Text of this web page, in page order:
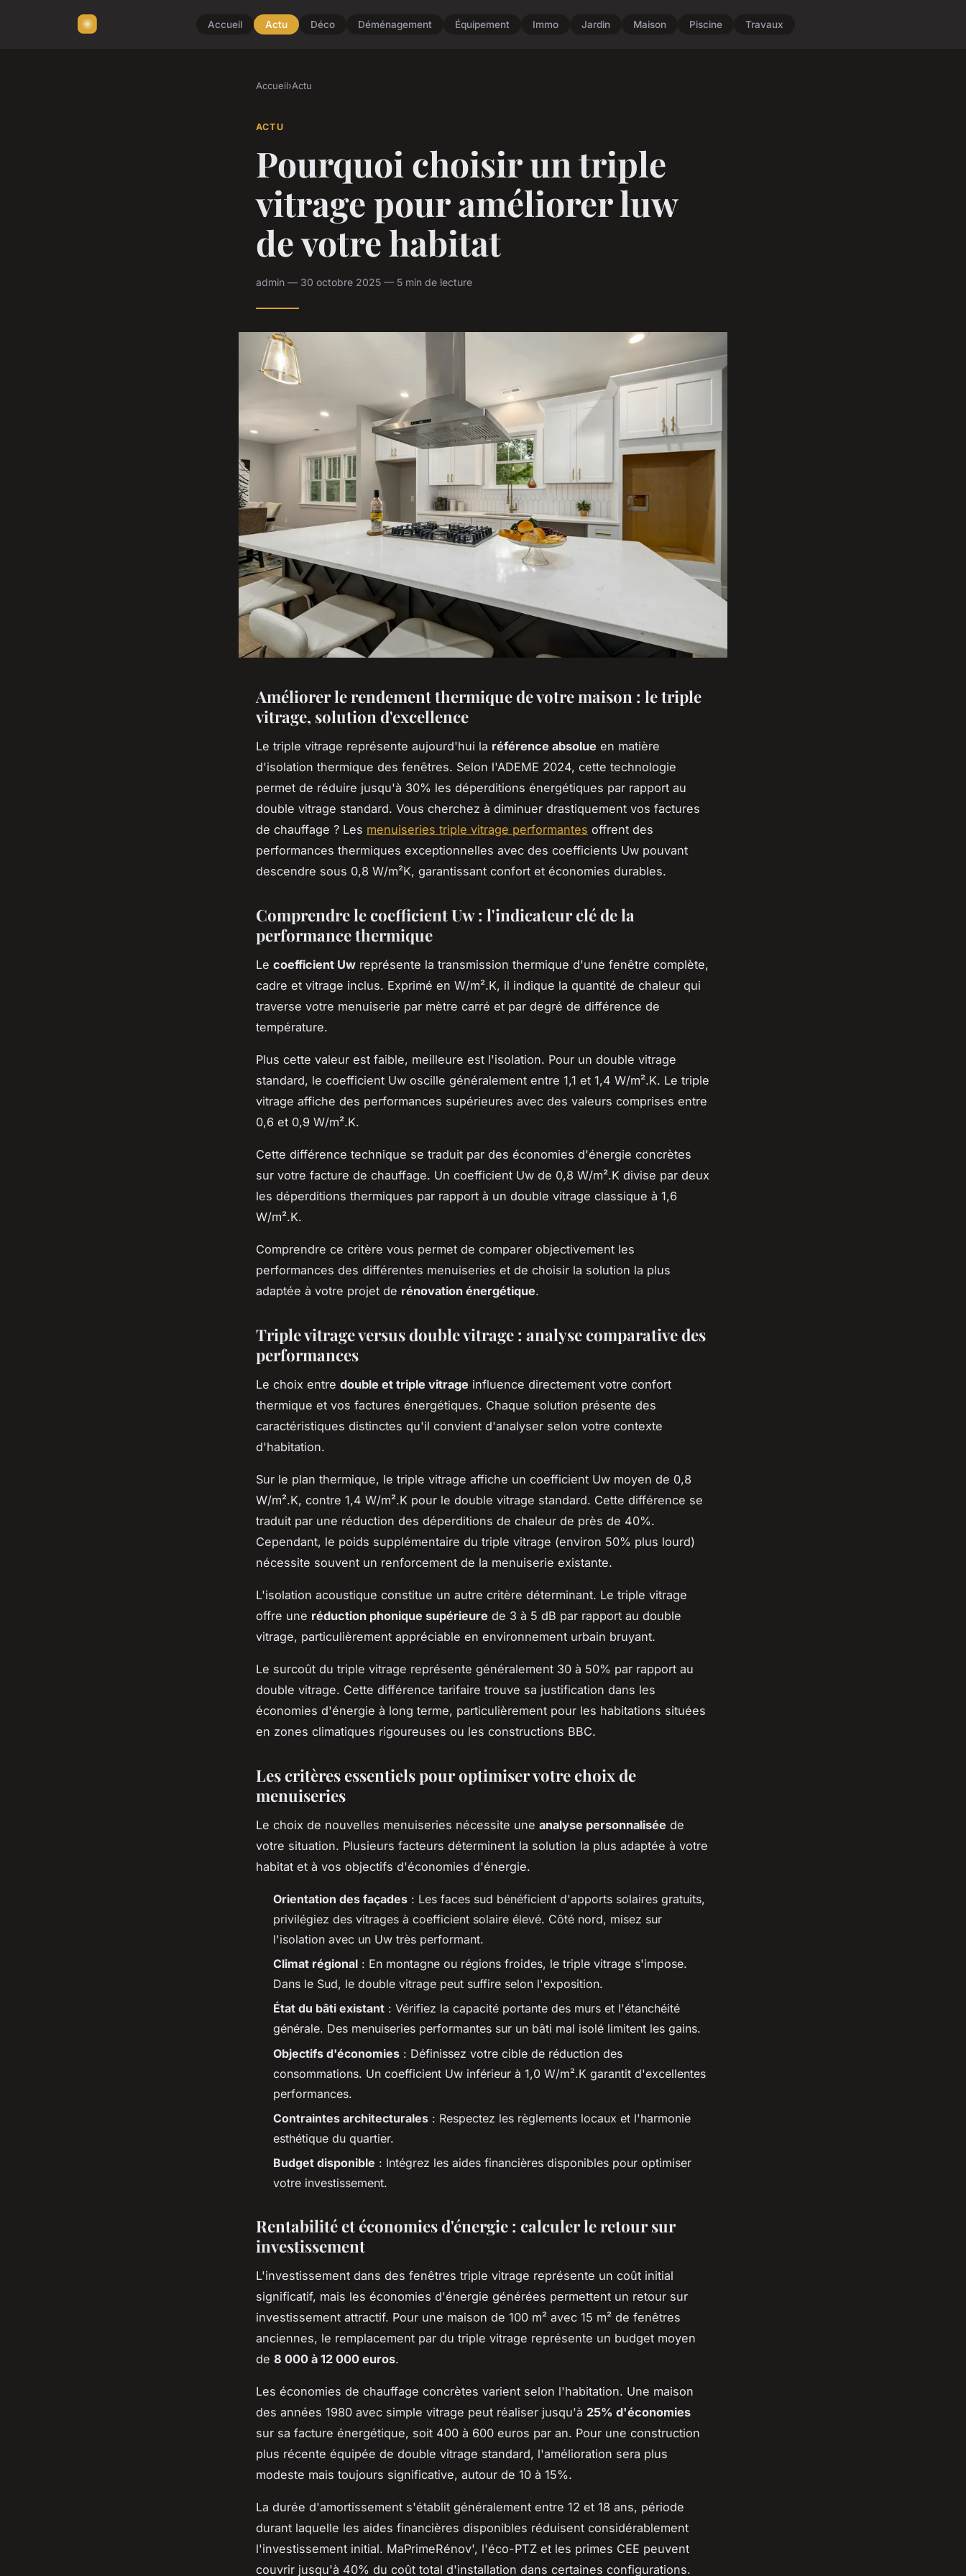
Accueil Actu Déco Déménagement Équipement Immo Jardin Maison Piscine Travaux
Accueil›Actu
ACTU
Pourquoi choisir un triple
vitrage pour améliorer luw
de votre habitat
admin — 30 octobre 2025 — 5 min de lecture
Améliorer le rendement thermique de votre maison : le triple
vitrage, solution d'excellence
Le triple vitrage représente aujourd'hui la référence absolue en matière
d'isolation thermique des fenêtres. Selon l'ADEME 2024, cette technologie
permet de réduire jusqu'à 30% les déperditions énergétiques par rapport au
double vitrage standard. Vous cherchez à diminuer drastiquement vos factures
de chauffage ? Les menuiseries triple vitrage performantes offrent des
performances thermiques exceptionnelles avec des coefficients Uw pouvant
descendre sous 0,8 W/m²K, garantissant confort et économies durables.
Comprendre le coefficient Uw : l'indicateur clé de la
performance thermique
Le coefficient Uw représente la transmission thermique d'une fenêtre complète,
cadre et vitrage inclus. Exprimé en W/m².K, il indique la quantité de chaleur qui
traverse votre menuiserie par mètre carré et par degré de différence de
température.
Plus cette valeur est faible, meilleure est l'isolation. Pour un double vitrage
standard, le coefficient Uw oscille généralement entre 1,1 et 1,4 W/m².K. Le triple
vitrage affiche des performances supérieures avec des valeurs comprises entre
0,6 et 0,9 W/m².K.
Cette différence technique se traduit par des économies d'énergie concrètes
sur votre facture de chauffage. Un coefficient Uw de 0,8 W/m².K divise par deux
les déperditions thermiques par rapport à un double vitrage classique à 1,6
W/m².K.
Comprendre ce critère vous permet de comparer objectivement les
performances des différentes menuiseries et de choisir la solution la plus
adaptée à votre projet de rénovation énergétique.
Triple vitrage versus double vitrage : analyse comparative des
performances
Le choix entre double et triple vitrage influence directement votre confort
thermique et vos factures énergétiques. Chaque solution présente des
caractéristiques distinctes qu'il convient d'analyser selon votre contexte
d'habitation.
Sur le plan thermique, le triple vitrage affiche un coefficient Uw moyen de 0,8
W/m².K, contre 1,4 W/m².K pour le double vitrage standard. Cette différence se
traduit par une réduction des déperditions de chaleur de près de 40%.
Cependant, le poids supplémentaire du triple vitrage (environ 50% plus lourd)
nécessite souvent un renforcement de la menuiserie existante.
L'isolation acoustique constitue un autre critère déterminant. Le triple vitrage
offre une réduction phonique supérieure de 3 à 5 dB par rapport au double
vitrage, particulièrement appréciable en environnement urbain bruyant.
Le surcoût du triple vitrage représente généralement 30 à 50% par rapport au
double vitrage. Cette différence tarifaire trouve sa justification dans les
économies d'énergie à long terme, particulièrement pour les habitations situées
en zones climatiques rigoureuses ou les constructions BBC.
Les critères essentiels pour optimiser votre choix de
menuiseries
Le choix de nouvelles menuiseries nécessite une analyse personnalisée de
votre situation. Plusieurs facteurs déterminent la solution la plus adaptée à votre
habitat et à vos objectifs d'économies d'énergie.
Orientation des façades : Les faces sud bénéficient d'apports solaires gratuits,
privilégiez des vitrages à coefficient solaire élevé. Côté nord, misez sur
l'isolation avec un Uw très performant.
Climat régional : En montagne ou régions froides, le triple vitrage s'impose.
Dans le Sud, le double vitrage peut suffire selon l'exposition.
État du bâti existant : Vérifiez la capacité portante des murs et l'étanchéité
générale. Des menuiseries performantes sur un bâti mal isolé limitent les gains.
Objectifs d'économies : Définissez votre cible de réduction des
consommations. Un coefficient Uw inférieur à 1,0 W/m².K garantit d'excellentes
performances.
Contraintes architecturales : Respectez les règlements locaux et l'harmonie
esthétique du quartier.
Budget disponible : Intégrez les aides financières disponibles pour optimiser
votre investissement.
Rentabilité et économies d'énergie : calculer le retour sur
investissement
L'investissement dans des fenêtres triple vitrage représente un coût initial
significatif, mais les économies d'énergie générées permettent un retour sur
investissement attractif. Pour une maison de 100 m² avec 15 m² de fenêtres
anciennes, le remplacement par du triple vitrage représente un budget moyen
de 8 000 à 12 000 euros.
Les économies de chauffage concrètes varient selon l'habitation. Une maison
des années 1980 avec simple vitrage peut réaliser jusqu'à 25% d'économies
sur sa facture énergétique, soit 400 à 600 euros par an. Pour une construction
plus récente équipée de double vitrage standard, l'amélioration sera plus
modeste mais toujours significative, autour de 10 à 15%.
La durée d'amortissement s'établit généralement entre 12 et 18 ans, période
durant laquelle les aides financières disponibles réduisent considérablement
l'investissement initial. MaPrimeRénov', l'éco-PTZ et les primes CEE peuvent
couvrir jusqu'à 40% du coût total d'installation dans certaines configurations.